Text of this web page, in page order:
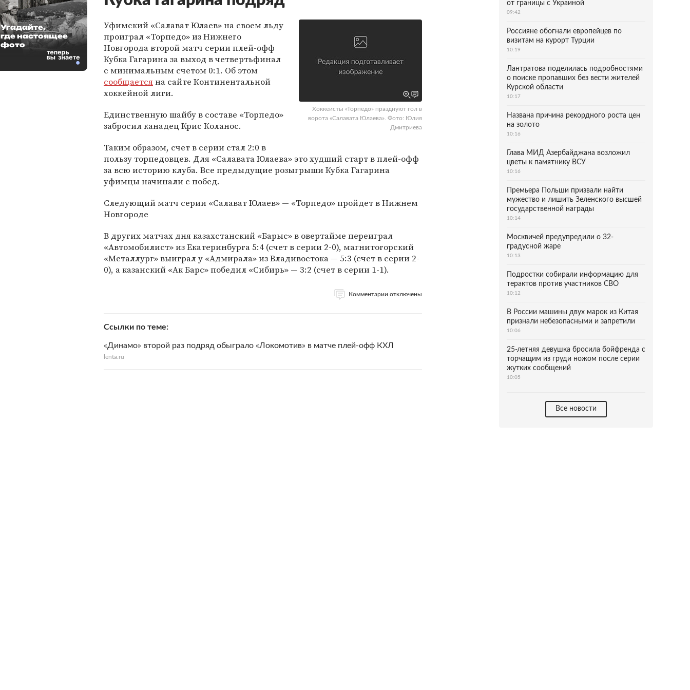
Хоккеисты «Торпедо» празднуют гол в
ворота «Салавата Юлаева». Фото: Юлия
Дмитриева
Уфимский «Салават Юлаев» на своем льду
проиграл «Торпедо» из Нижнего
Новгорода второй матч серии плей-офф
Кубка Гагарина за выход в четвертьфинал
с минимальным счетом 0:1. Об этом
сообщаетсяна сайте Континентальной
хоккейной лиги.
Единственную шайбу в составе «Торпедо»
забросил канадец Крис Коланос.
Таким образом, счет в серии стал 2:0 в
пользу торпедовцев. Для «Салавата Юлаева» это худший старт в плей-офф
за всю историю клуба. Все предыдущие розыгрыши Кубка Гагарина
уфимцы начинали с побед.
Следующий матч серии «Салават Юлаев» — «Торпедо» пройдет в Нижнем
Новгороде
В других матчах дня казахстанский «Барыс» в овертайме переиграл
«Автомобилист» из Екатеринбурга 5:4 (счет в серии 2-0), магнитогорский
«Металлург» выиграл у «Адмирала» из Владивостока — 5:3 (счет в серии 2-
0), а казанский «Ак Барс» победил «Сибирь» — 3:2 (счет в серии 1-1).
Комментарии отключены
Ссылки по теме
«Динамо» второй раз подряд обыграло «Локомотив» в матче плей-офф КХЛ
lenta.ru
Угадайте,
где настоящее
фото
от границы с Украиной
09:42
Россияне обогнали европейцев по
визитам на курорт Турции
10:19
Лантратова поделилась подробностями
о поиске пропавших без вести жителей
Курской области
10:17
Названа причина рекордного роста цен
на золото
10:16
Глава МИД Азербайджана возложил
цветы к памятнику ВСУ
10:16
Премьера Польши призвали найти
мужество и лишить Зеленского высшей
государственной награды
10:14
Москвичей предупредили о 32-
градусной жаре
10:13
Подростки собирали информацию для
терактов против участников СВО
10:12
В России машины двух марок из Китая
признали небезопасными и запретили
10:06
25-летняя девушка бросила бойфренда с
торчащим из груди ножом после серии
жутких сообщений
10:05
Все новости